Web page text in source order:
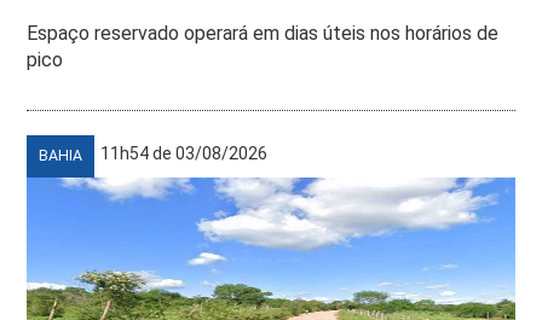
Espaço reservado operará em dias úteis nos horários de
pico
BAHIA 11h54 de 03/08/2026